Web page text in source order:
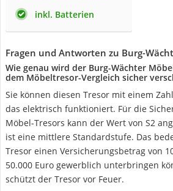
inkl. Batterien
Fragen und Antworten zu Burg-
Wie genau wird der Burg-Wächter
dem Möbeltresor-Vergleich sicher
Sie können diesen Tresor mit einem
das elektrisch funktioniert. Für die
Möbel-Tresors kann der Wert von S2
ist eine mittlere Standardstufe. Das
Tresor einen Versicherungsbetrag von
50.000 Euro gewerblich unterbringen
schützt der Tresor vor Feuer.